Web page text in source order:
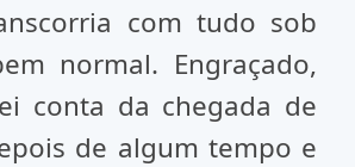
com tudo sob
normal. Engraçado,
conta da chegada de
de algum tempo e